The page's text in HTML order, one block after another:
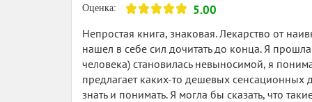
Оценка: 5.00
Непростая книга, знаковая. Лекарство от
нашел в себе сил дочитать до конца. Я
человека) становилась невыносимой, я
предлагает каких-то дешевых сенсационных
знать и понимать. Я могла бы сказать, что